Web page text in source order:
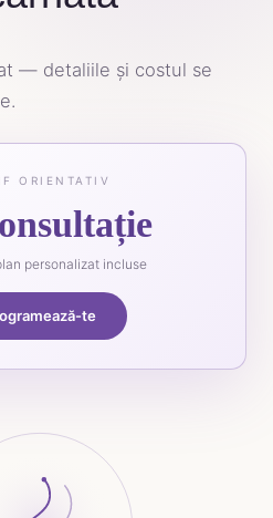
— detaliile și costul se
ORIENTATIV
personalizat incluse
te